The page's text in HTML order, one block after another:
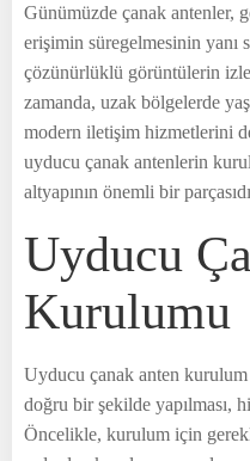
Günümüzde çanak antenler,
erişimin süregelmesinin yanı
çözünürlüklü görüntülerin
zamanda, uzak bölgelerde
modern iletişim hizmetlerini
uyducu çanak antenlerin
altyapının önemli bir
Uyducu
Kurulumu
Uyducu çanak anten
doğru bir şekilde yapılması,
Öncelikle, kurulum için